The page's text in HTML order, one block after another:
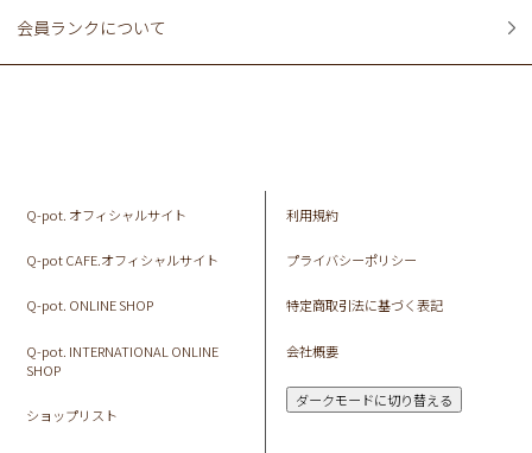
会員ランクについて
Q-pot. オフィシャルサイト
Q-pot CAFE.オフィシャルサイト
Q-pot. ONLINE SHOP
Q-pot. INTERNATIONAL ONLINE
SHOP
ショップリスト
利用規約
プライバシーポリシー
特定商取引法に基づく表記
会社概要
ダークモードに切り替える